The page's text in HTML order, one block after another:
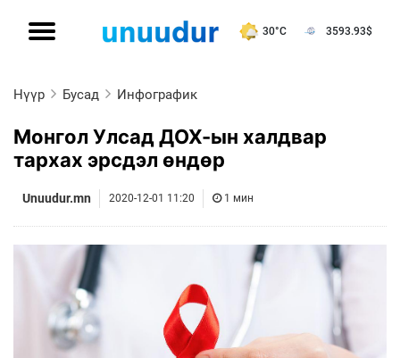
30°C 3593.93$
Нүүр Бусад Инфографик
Монгол Улсад ДОХ-ын халдвар
тархах эрсдэл өндөр
Unuudur.mn 2020-12-01 11:20 1 мин